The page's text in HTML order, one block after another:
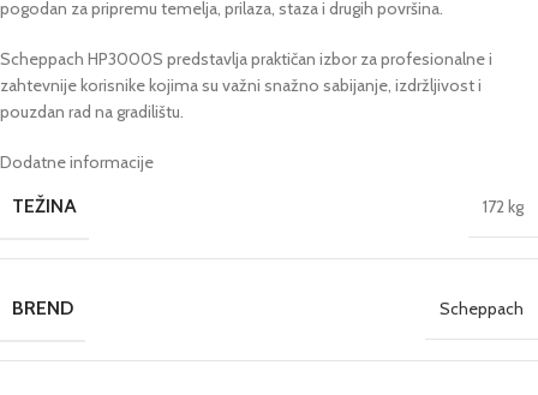
pogodan za pripremu temelja, prilaza, staza i drugih površina.
Scheppach HP3000S predstavlja praktičan izbor za profesionalne i
zahtevnije korisnike kojima su važni snažno sabijanje, izdržljivost i
pouzdan rad na gradilištu.
Dodatne informacije
TEŽINA 172 kg
BREND Scheppach